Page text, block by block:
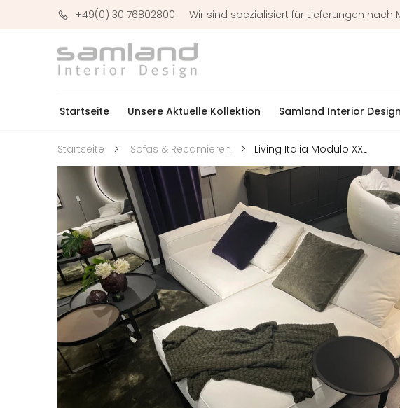
+49(0) 30 76802800 Wir sind spezialisiert für Lieferungen
Startseite Unsere Aktuelle Kollektion Samland Interior Design
Startseite Sofas & Recamieren Living Italia Modulo XXL